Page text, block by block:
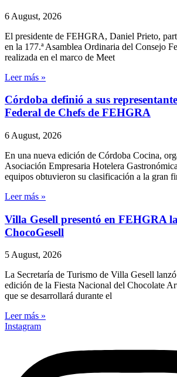
6 August, 2026
El presidente de FEHGRA, Daniel Prieto,
en la 177.ª Asamblea Ordinaria del Consejo
realizada en el marco de Meet
Leer más »
Córdoba definió a sus
Federal de Chefs de FEHGRA
6 August, 2026
En una nueva edición de Córdoba Cocina,
Asociación Empresaria Hotelera
equipos obtuvieron su clasificación a la gran
Leer más »
Villa Gesell presentó en FEHGRA
ChocoGesell
5 August, 2026
La Secretaría de Turismo de Villa Gesell
edición de la Fiesta Nacional del Chocolate
que se desarrollará durante el
Leer más »
Instagram